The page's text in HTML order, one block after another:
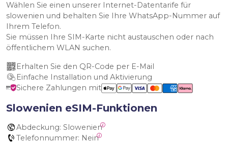
Wählen Sie einen unserer Internet-Datentarife für
slowenien und behalten Sie Ihre WhatsApp-Nummer auf
Ihrem Telefon.
Sie müssen Ihre SIM-Karte nicht austauschen oder nach
öffentlichem WLAN suchen.
Erhalten Sie den QR-Code per E-Mail
Einfache Installation und Aktivierung
Sichere Zahlungen mit
Slowenien eSIM-Funktionen
Abdeckung: Slowenien
Telefonnummer: Nein